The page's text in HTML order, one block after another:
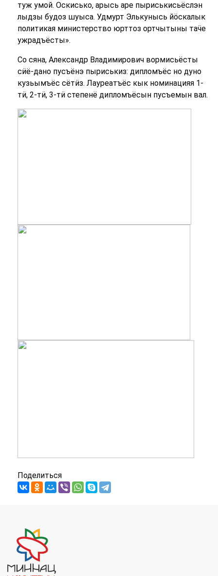
туж умой. Оскисько, арысь аре пыриськисьёслэн
лыдзы будоз шуыса. Удмурт Элькунысь йӧскалык
политикая министерство юрттоз ортчытыны таӵе
ужрадъёсты».
Со сяна, Александр Владимирович вормисьёсты
сӥё-дано пусъёнэ пыриськиз: дипломъёс но дуно
кузьымъёс сётӥз. Лауреатъёс кык номинацияя 1-
тӥ, 2-тӥ, 3-тӥ степенё дипломъёсын пусъемын вал.
Поделиться